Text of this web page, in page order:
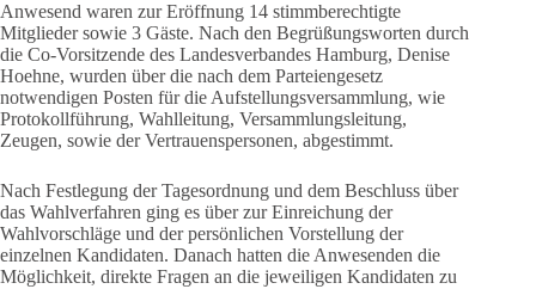
Anwesend waren zur Eröffnung 14 stimmberechtigte
Mitglieder sowie 3 Gäste. Nach den Begrüßungsworten durch
die Co-Vorsitzende des Landesverbandes Hamburg, Denise
Hoehne, wurden über die nach dem Parteiengesetz
notwendigen Posten für die Aufstellungsversammlung, wie
Protokollführung, Wahlleitung, Versammlungsleitung,
Zeugen, sowie der Vertrauenspersonen, abgestimmt.
Nach Festlegung der Tagesordnung und dem Beschluss über
das Wahlverfahren ging es über zur Einreichung der
Wahlvorschläge und der persönlichen Vorstellung der
einzelnen Kandidaten. Danach hatten die Anwesenden die
Möglichkeit, direkte Fragen an die jeweiligen Kandidaten zu